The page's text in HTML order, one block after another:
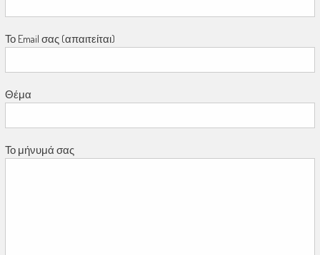
Το Email σας (απαιτείται)
Θέμα
Το μήνυμά σας